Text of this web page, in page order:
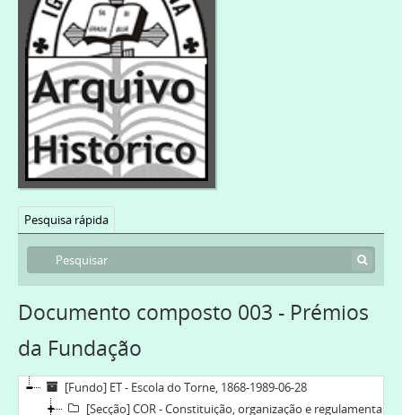
Pesquisa rápida
Documento composto 003 - Prémios
da Fundação
[Fundo] ET - Escola do Torne, 1868-1989-06-28
[Secção] COR - Constituição, organização e regulamentação, 1954-01-04-1970